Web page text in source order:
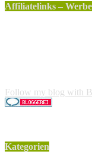
Affiliatelinks –
Follow my blog with
Kategorien